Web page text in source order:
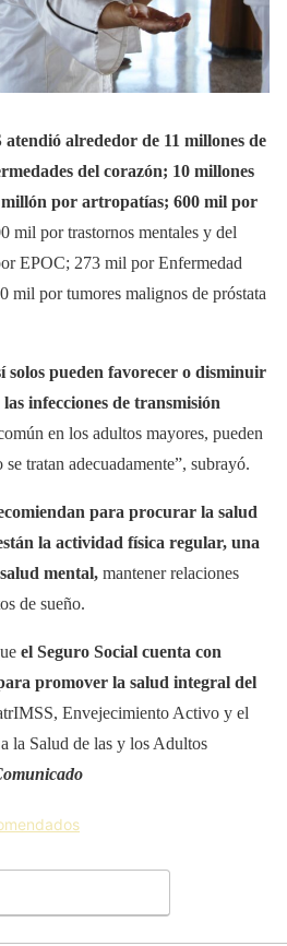
atendió alrededor de 11 millones de
del corazón; 10 millones
por artropatías; 600 mil por
mil por trastornos mentales y del
EPOC; 273 mil por Enfermedad
mil por tumores malignos de próstata
solos pueden favorecer o disminuir
infecciones de transmisión
en los adultos mayores, pueden
tratan adecuadamente”, subrayó.
para procurar la salud
la actividad física regular, una
mental, mantener relaciones
de sueño.
el Seguro Social cuenta con
promover la salud integral del
Envejecimiento Activo y el
la Salud de las y los Adultos